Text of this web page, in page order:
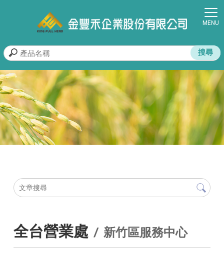
全台營業處 新竹區服務中心